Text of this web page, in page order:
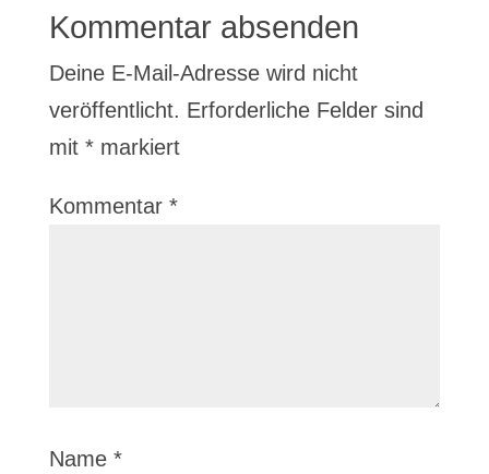
Kommentar absenden
Deine E-Mail-Adresse wird nicht
veröffentlicht. Erforderliche Felder sind
mit *markiert
Kommentar *
Name *